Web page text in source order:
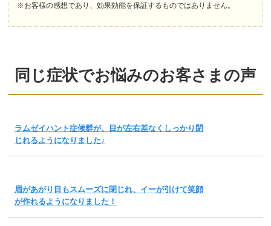
※お客様の感想であり、効果効能を保証するものではありません。
同じ症状でお悩みのお客さまの声
ラムゼイハント症候群が、目が左右差なくしっかり閉
じれるようになりました♪
眉があがり目もスムーズに閉じれ、イーが引けて笑顔
が作れるようになりました！